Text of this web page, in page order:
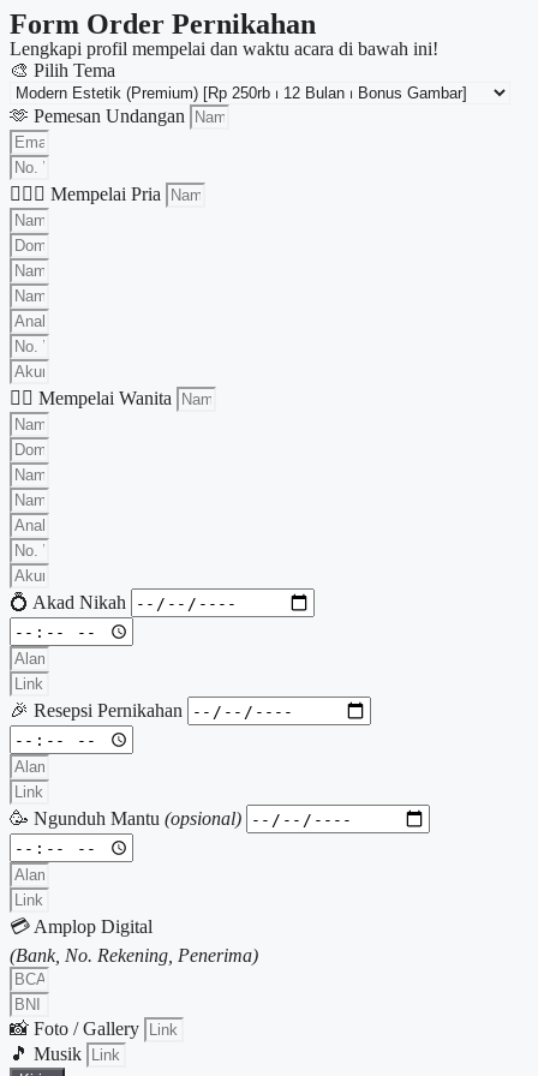
Form Order Pernikahan
Lengkapi profil mempelai dan waktu acara di bawah ini!
🎨 Pilih Tema
🫶 Pemesan Undangan
🤵🏻‍♂️ Mempelai Pria
👰‍♀️ Mempelai Wanita
💍 Akad Nikah
🎉 Resepsi Pernikahan
🥳 Ngunduh Mantu (opsional)
💳 Amplop Digital
(Bank, No. Rekening, Penerima)
📸 Foto / Gallery
🎵 Musik